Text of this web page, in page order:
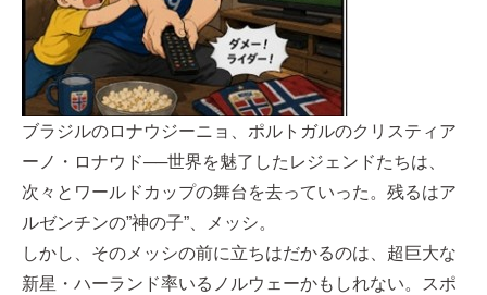
ブラジルのロナウジーニョ、ポルトガルのクリスティア
ーノ・ロナウド──世界を魅了したレジェンドたちは、
次々とワールドカップの舞台を去っていった。残るはア
ルゼンチンの”神の子”、メッシ。
しかし、そのメッシの前に立ちはだかるのは、超巨大な
新星・ハーランド率いるノルウェーかもしれない。スポ